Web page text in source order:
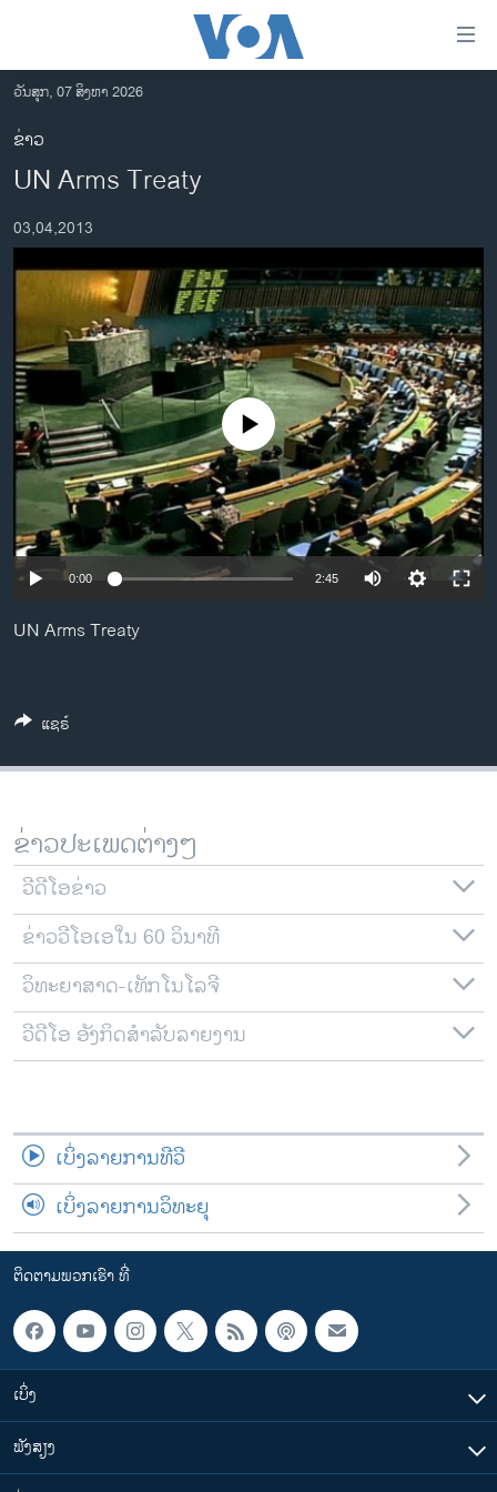
ເຂົ້າ
ຫາ
ຂ້າມ
ຂ້າມ
ໄປ
ຊອກ
ຄົ້ນ
ອາເມຣິກາ
ການເລືອກຕັ້ງ ປະທານາທີບໍດີ ສະຫະລັດ 2024
ຂ່າວ​ຈີນ
ໂລກ
ເອເຊຍ
ອິດສະຫຼະພາບດ້ານການຂ່າວ
ຊີວິດຊາວລາວ
ຊຸມຊົນຊາວລາວ
ວິທະຍາສາດ-ເທັກໂນໂລຈີ
ທຸລະກິດ
ພາສາອັງກິດ
ວີດີໂອ
ລາຍການກະຈາຍສຽງ
ຕິດຕາມພວກເຮົາ ທີ່
ພາສາຕ່າງໆ
ວັນສຸກ, 07 ສິງຫາ 2026
ຂ່າວ
UN Arms Treaty
03,04,2013
No media source currently available
0:00 2:45
UN Arms Treaty
ແຊຣ໌
ຂ່າວປະເພດຕ່າງໆ
ວີດີໂອຂ່າວ
ຂ່າວວີໂອເອໃນ 60 ວິນາທີ
ວິທະຍາສາດ-ເທັກໂນໂລຈີ
ວີດີໂອ ອັງກິດສຳລັບລາຍງານ
ເບິ່ງລາຍການທີວີ
ເບິ່ງລາຍການວິທະຍຸ
ຕິດຕາມພວກເຮົາ ທີ່
ເບິ່ງ
ຟັງສຽງ